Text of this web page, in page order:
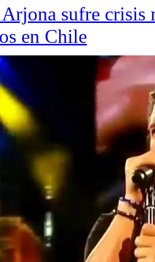
sufre crisis
en Chile